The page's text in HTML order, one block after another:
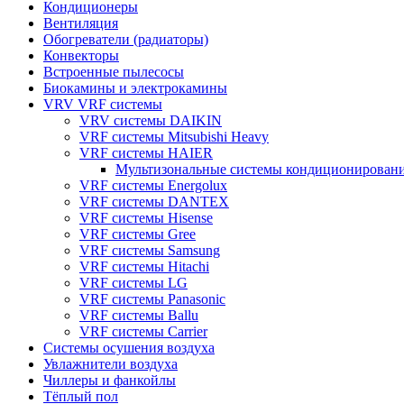
Кондиционеры
Вентиляция
Обогреватели (радиаторы)
Конвекторы
Встроенные пылесосы
Биокамины и электрокамины
VRV VRF системы
VRV системы DAIKIN
VRF системы Mitsubishi Heavy
VRF системы HAIER
Мультизональные системы
VRF системы Energolux
VRF системы DANTEX
VRF системы Hisense
VRF системы Gree
VRF системы Samsung
VRF системы Hitachi
VRF системы LG
VRF системы Panasonic
VRF системы Ballu
VRF системы Carrier
Системы осушения воздуха
Увлажнители воздуха
Чиллеры и фанкойлы
Тёплый пол